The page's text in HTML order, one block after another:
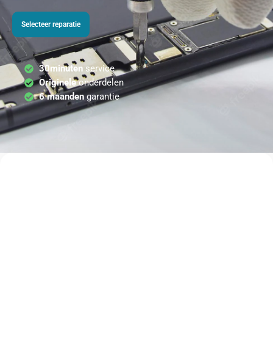
Selecteer reparatie
30minutenservice
Origineleonderdelen
6 maandengarantie